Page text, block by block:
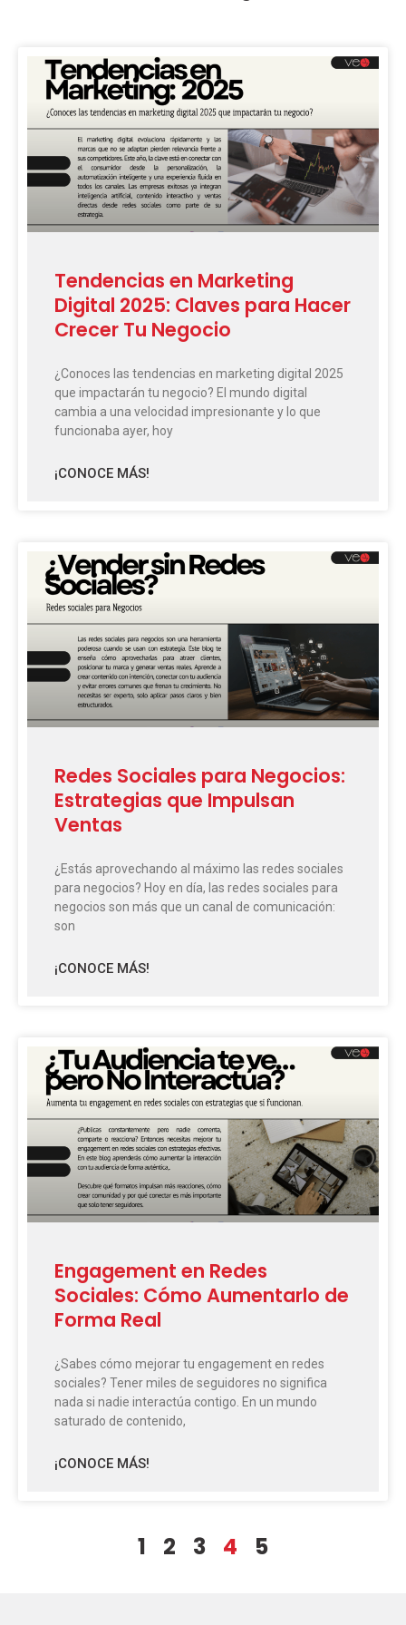
Tendencias en Marketing
Digital 2025: Claves para Hacer
Crecer Tu Negocio
¿Conoces las tendencias en marketing digital 2025
que impactarán tu negocio? El mundo digital
cambia a una velocidad impresionante y lo que
funcionaba ayer, hoy
¡CONOCE MÁS!
Redes Sociales para Negocios:
Estrategias que Impulsan
Ventas
¿Estás aprovechando al máximo las redes sociales
para negocios? Hoy en día, las redes sociales para
negocios son más que un canal de comunicación:
son
¡CONOCE MÁS!
Engagement en Redes
Sociales: Cómo Aumentarlo de
Forma Real
¿Sabes cómo mejorar tu engagement en redes
sociales? Tener miles de seguidores no significa
nada si nadie interactúa contigo. En un mundo
saturado de contenido,
¡CONOCE MÁS!
Page
1
Page
2
Page
3 4 5